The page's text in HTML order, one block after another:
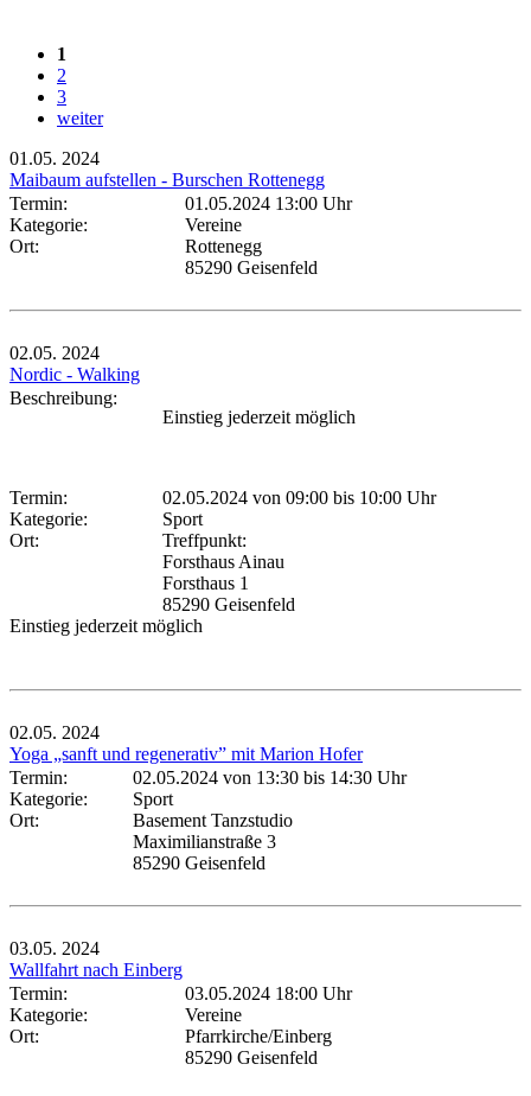
1
2
3
weiter
01.05. 2024
Maibaum aufstellen - Burschen Rottenegg
Termin:
01.05.2024 13:00 Uhr
Kategorie:
Vereine
Ort:
Rottenegg
85290 Geisenfeld
02.05. 2024
Nordic - Walking
Beschreibung:
Einstieg jederzeit möglich
Termin: 02.05.2024 von 09:00 bis 10:00 Uhr
Kategorie:
Sport
Ort:
Treffpunkt:
Forsthaus Ainau
Forsthaus 1
85290 Geisenfeld
Einstieg jederzeit möglich
02.05. 2024
Yoga „sanft und regenerativ” mit Marion Hofer
Termin:
02.05.2024 von 13:30 bis 14:30 Uhr
Kategorie:
Sport
Ort:
Basement Tanzstudio
Maximilianstraße 3
85290 Geisenfeld
03.05. 2024
Wallfahrt nach Einberg
Termin:
03.05.2024 18:00 Uhr
Kategorie:
Vereine
Ort:
Pfarrkirche/Einberg
85290 Geisenfeld